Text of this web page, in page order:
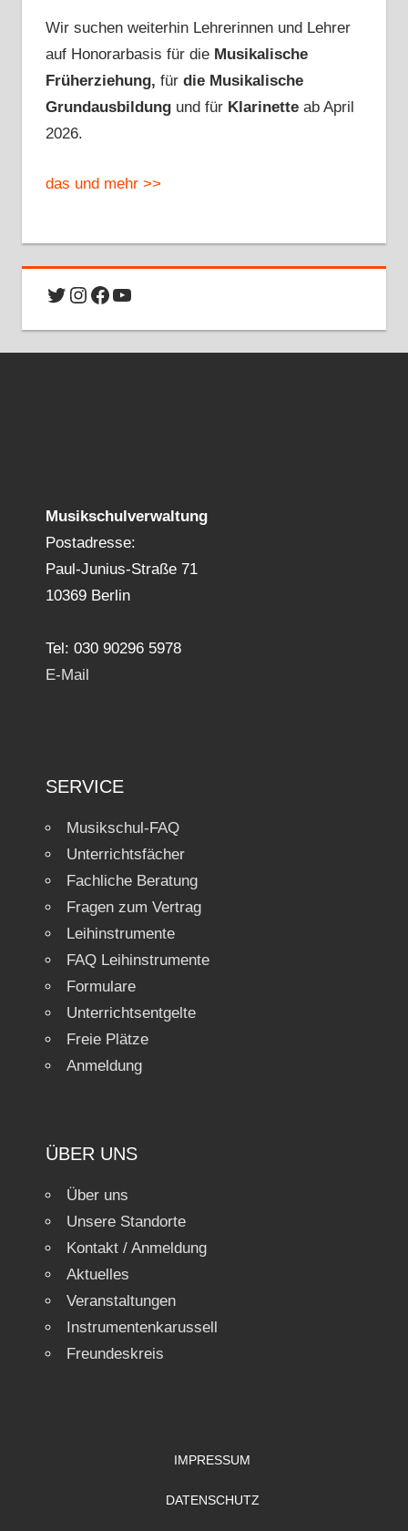
Wir suchen weiterhin Lehrerinnen und Lehrer
auf Honorarbasis für die Musikalische
Früherziehung, fürdie Musikalische
Grundausbildung und fürKlarinette ab April
2026.
das und mehr >>
Twitter
Instagram
Facebook
YouTube
Musikschulverwaltung
Postadresse:
Paul-Junius-Straße 71
10369 Berlin
Tel: 030 90296 5978
E-Mail
SERVICE
Musikschul-FAQ
Unterrichtsfächer
Fachliche Beratung
Fragen zum Vertrag
Leihinstrumente
FAQ Leihinstrumente
Formulare
Unterrichtsentgelte
Freie Plätze
Anmeldung
ÜBER UNS
Über uns
Unsere Standorte
Kontakt / Anmeldung
Aktuelles
Veranstaltungen
Instrumentenkarussell
Freundeskreis
IMPRESSUM
DATENSCHUTZ